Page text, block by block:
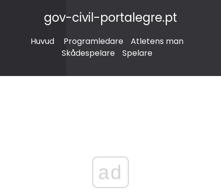
gov-civil-portalegre.pt
Huvud Programledare
Atletens man
Skådespelare
Spelare
ad